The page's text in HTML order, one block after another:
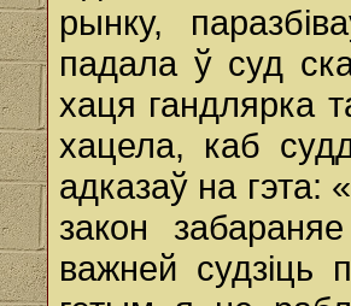
рынку,
падала ў суд
хаця гандлярка
хацела, каб
адказаў на гэта:
закон
важней